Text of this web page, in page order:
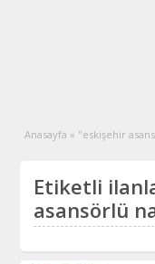
Anasayfa » "eskişehir
Etiketli
asansörlü